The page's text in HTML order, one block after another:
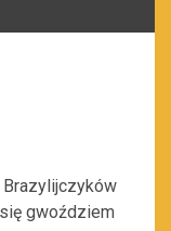
Brazylijczyków
gwoździem